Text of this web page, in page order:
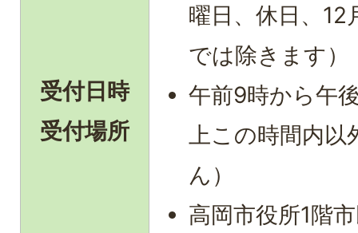
受付日時
受付場所
曜日、休日、
では除きます）
午前9時から午
上この時間内以
ん）
高岡市役所1階